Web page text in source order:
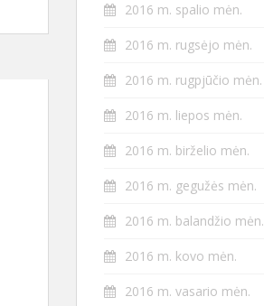
2016 m. spalio mėn.
2016 m. rugsėjo mėn.
2016 m. rugpjūčio mėn.
2016 m. liepos mėn.
2016 m. birželio mėn.
2016 m. gegužės mėn.
2016 m. balandžio mėn.
2016 m. kovo mėn.
2016 m. vasario mėn.